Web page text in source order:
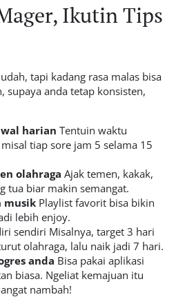
Ikutin Tips
tapi kadang rasa malas bisa
supaya anda tetap konsisten,
harian Tentuin waktu
tiap sore jam 5 selama 15
olahraga Ajak temen, kakak,
tua biar makin semangat.
musikPlaylist favorit bisa bikin
lebih enjoy.
sendiri Misalnya, target 3 hari
olahraga, lalu naik jadi 7 hari.
anda Bisa pakai aplikasi
biasa. Ngeliat kemajuan itu
nambah!